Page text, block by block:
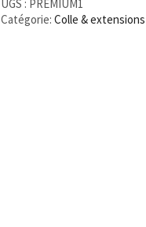
UGS : PREMIUM1
Catégorie:Colle & extensions